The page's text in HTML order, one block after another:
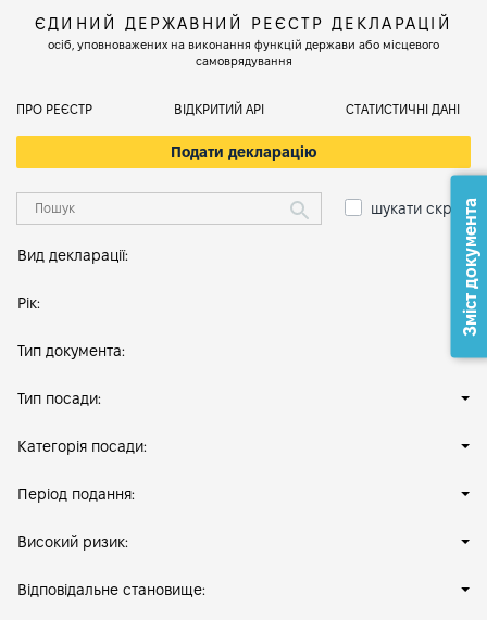
ЄДИНИЙ ДЕРЖАВНИЙ РЕЄСТР ДЕКЛАРАЦІЙ
осіб, уповноважених на виконання функцій держави або місцевого
самоврядування
ПРО РЕЄСТР ВІДКРИТИЙ АРІ СТАТИСТИЧНІ ДАНІ
Подати декларацію
шукати скрізь
Вид декларації:
Рік:
Тип документа:
Тип посади:
Категорія посади:
Період подання:
Високий ризик:
Відповідальне становище:
Зміст документа